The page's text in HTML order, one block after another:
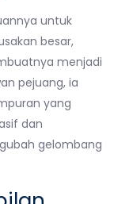
untuk
besar,
menjadi
pejuang, ia
yang
dan
gelombang